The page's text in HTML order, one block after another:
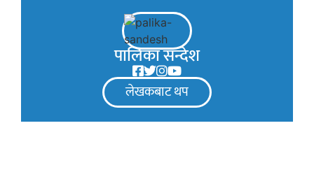
पालिका सन्देश
लेखकबाट थप